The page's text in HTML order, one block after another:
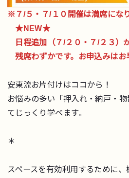
※７/５・７/１０開催は満席にな
★NEW★
日程追加（７/２０・７/２３）
残席わずかです。お申込みはお
安東流お片付けはココから！
お悩みの多い「押入れ・納戸・
てじっくり学べます。
＊
スペースを有効利用するために